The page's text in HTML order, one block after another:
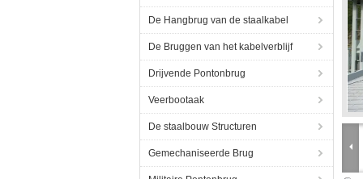
De Hangbrug van de staalkabel
De Bruggen van het kabelverblijf
Drijvende Pontonbrug
Veerbootaak
De staalbouw Structuren
Gemechaniseerde Brug